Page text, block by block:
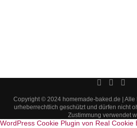
Copyright © 2024 homemade-baked.de | Alle
urheberrechtlich geschützt und dürfen nicht
Zustimmung verwendet
WordPress Cookie Plugin von Real Cookie